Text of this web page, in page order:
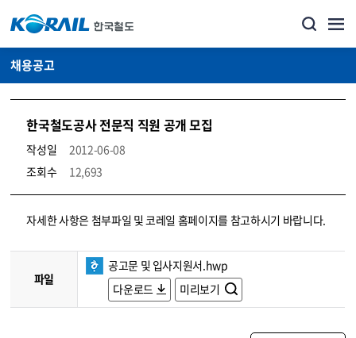
채용공고
한국철도공사 전문직 직원 공개 모집
작성일
2012-06-08
조회수
12,693
코레일소개_경영공시_채용공고 상세보기 – 내용, 파일, 담당자 연락처로 구성
자세한 사항은 첨부파일 및 코레일 홈페이지를 참고하시기 바랍니다.
파일
공고문 및 입사지원서.hwp
다운로드
미리보기